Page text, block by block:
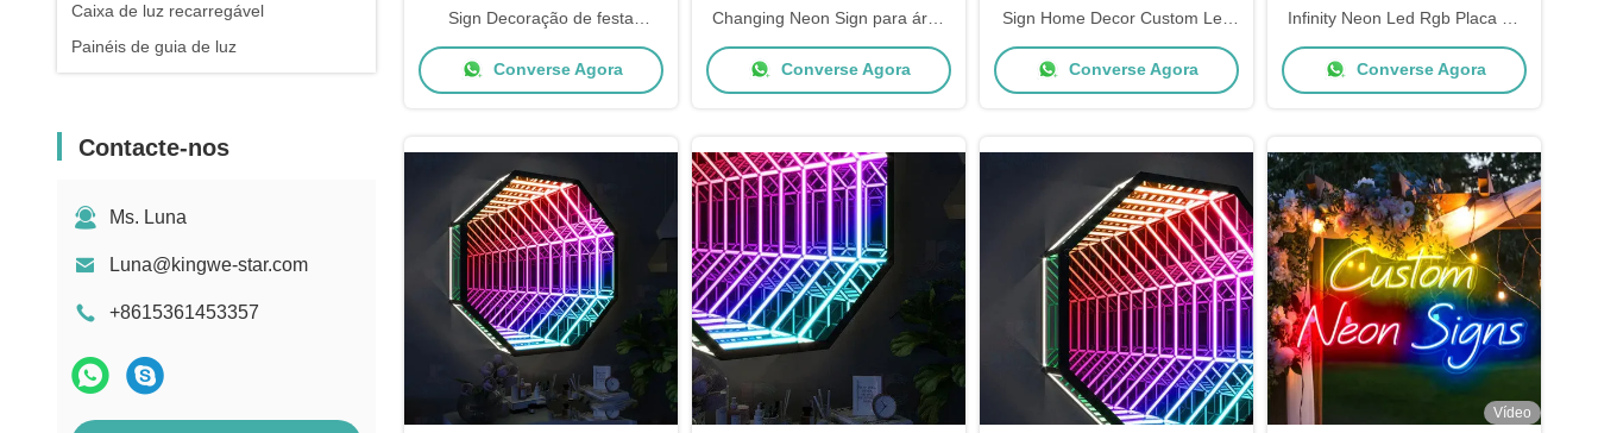
Caixa de luz recarregável
Painéis de guia de luz
Contacte-nos
Ms. Luna
Luna@kingwe-star.com
+8615361453357
Sign Decoração de festa
Multicolor RGB Led Neon
Converse Agora
Changing Neon Sign para área
de entretenimento
Converse Agora
Sign Home Decor Custom Led
Neon Lights 220V
Converse Agora
Infinity Neon Led Rgb Placa de
sinalização 3D Neon Glass Sign
Converse Agora
Vídeo